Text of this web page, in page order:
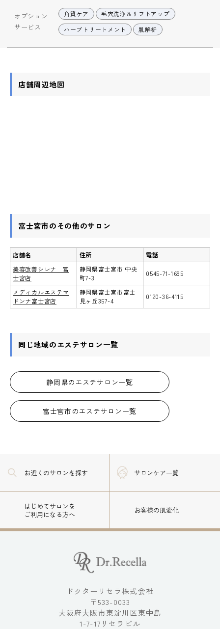
まこも蒸し
オプション
サービス
角質ケア
毛穴洗浄＆リフトアップ
ハーブトリートメント
肌解析
店舗周辺地図
富士宮市のその他のサロン
店舗名 住所
電話
美容改善シレナ 富
士宮店
静岡県富士宮市 中央
町7-3
0545-71-1695
メディカルエステマ
ドンナ富士宮店
静岡県富士宮市富士
見ヶ丘357-4
0120-36-4115
同じ地域のエステサロン一覧
静岡県のエステサロン一覧
富士宮市のエステサロン一覧
お近くのサロンを探す サロンケア一覧
はじめてサロンを
ご利用になる方へ
お客様の肌変化
ドクターリセラ株式会社
〒533-0033
大阪府大阪市東淀川区東中島
1-7-17リセラビル